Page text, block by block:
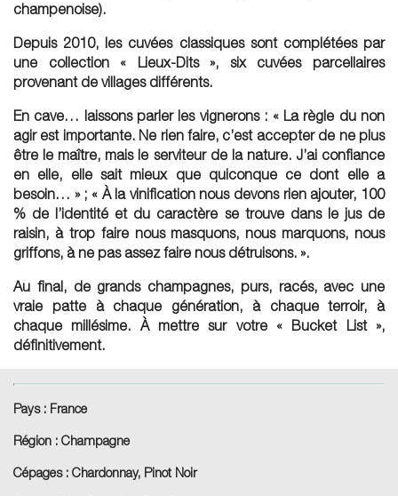
champenoise).
Depuis 2010, les cuvées classiques sont complétées par
une collection « Lieux-Dits », six cuvées parcellaires
provenant de villages différents.
En cave… laissons parler les vignerons : « La règle du non
agir est importante. Ne rien faire, c’est accepter de ne plus
être le maître, mais le serviteur de la nature. J’ai confiance
en elle, elle sait mieux que quiconque ce dont elle a
besoin… » ; « À la vinification nous devons rien ajouter, 100
% de l’identité et du caractère se trouve dans le jus de
raisin, à trop faire nous masquons, nous marquons, nous
griffons, à ne pas assez faire nous détruisons. ».
Au final, de grands champagnes, purs, racés, avec une
vraie patte à chaque génération, à chaque terroir, à
chaque millésime. À mettre sur votre « Bucket List »,
définitivement.
Pays : France
Région : Champagne
Cépages : Chardonnay, Pinot Noir